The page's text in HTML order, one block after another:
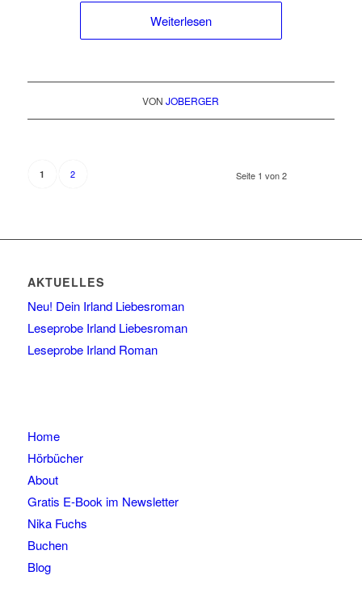
Weiterlesen
VONJOBERGER
Seite 1 von 2
1 2
AKTUELLES
Neu! Dein Irland Liebesroman
Leseprobe Irland Liebesroman
Leseprobe Irland Roman
Home
Hörbücher
About
Gratis E-Book im Newsletter
Nika Fuchs
Buchen
Blog